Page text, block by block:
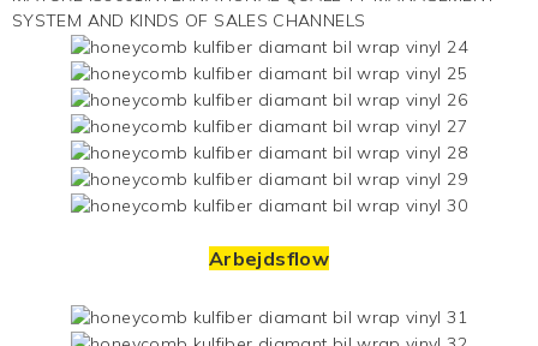
SYSTEM AND KINDS OF SALES CHANNELS
Arbejdsflow